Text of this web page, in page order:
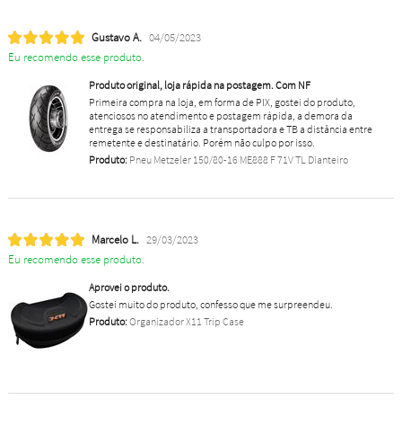
Gustavo A. 04/05/2023
Eu recomendo esse produto.
Produto original, loja rápida na postagem. Com NF
Primeira compra na loja, em forma de PIX, gostei do produto,
atenciosos no atendimento e postagem rápida, a demora da
entrega se responsabiliza a transportadora e TB a distância entre
remetente e destinatário. Porém não culpo por isso.
Produto:Pneu Metzeler 150/80-16 ME888 F 71V TL Dianteiro
Marcelo L. 29/03/2023
Eu recomendo esse produto.
Aprovei o produto.
Gostei muito do produto, confesso que me surpreendeu.
Produto:Organizador X11 Trip Case